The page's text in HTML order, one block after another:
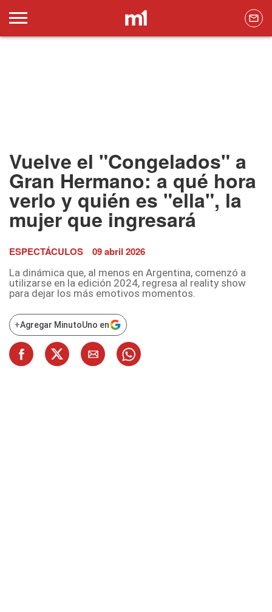
Vuelve el "Congelados" a
Gran Hermano: a qué hora
verlo y quién es "ella", la
mujer que ingresará
ESPECTÁCULOS 09 abril 2026
La dinámica que, al menos en Argentina, comenzó a
utilizarse en la edición 2024, regresa al reality show
para dejar los más emotivos momentos.
+Agregar MinutoUno en